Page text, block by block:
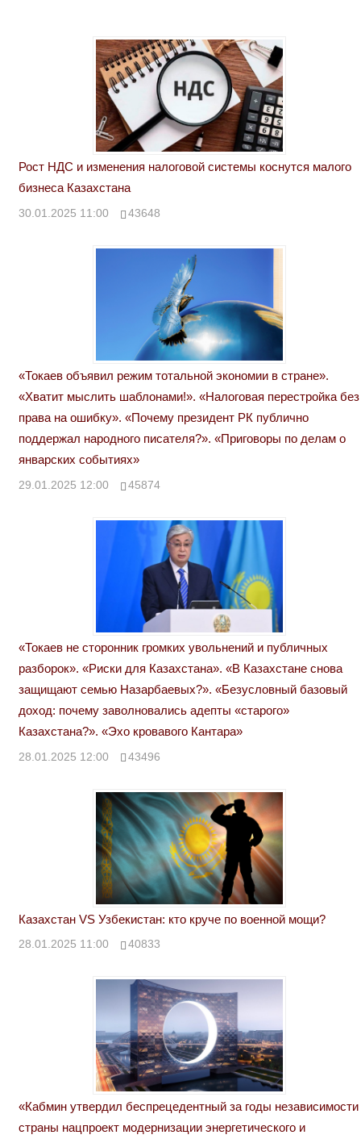
Рост НДС и изменения налоговой системы коснутся малого
бизнеса Казахстана
30.01.2025 11:00 43648
«Токаев объявил режим тотальной экономии в стране».
«Хватит мыслить шаблонами!». «Налоговая перестройка без
права на ошибку». «Почему президент РК публично
поддержал народного писателя?». «Приговоры по делам о
январских событиях»
29.01.2025 12:00 45874
«Токаев не сторонник громких увольнений и публичных
разборок». «Риски для Казахстана». «В Казахстане снова
защищают семью Назарбаевых?». «Безусловный базовый
доход: почему заволновались адепты «старого»
Казахстана?». «Эхо кровавого Кантара»
28.01.2025 12:00 43496
Казахстан VS Узбекистан: кто круче по военной мощи?
28.01.2025 11:00 40833
«Кабмин утвердил беспрецедентный за годы независимости
страны нацпроект модернизации энергетического и